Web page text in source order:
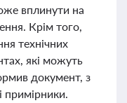
вплинути на
Крім того,
технічних
які можуть
документ, з
примірники.